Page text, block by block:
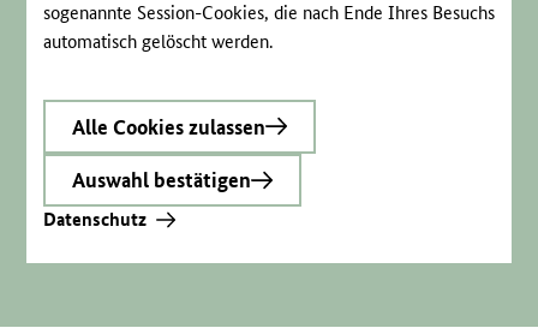
sogenannte Session-Cookies, die nach Ende Ihres Besuchs
automatisch gelöscht werden.
Alle Cookies zulassen
Auswahl bestätigen
Datenschutz